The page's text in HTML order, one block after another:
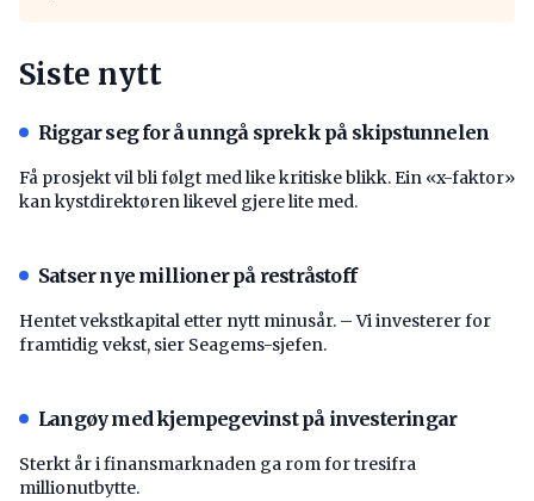
Siste nytt
Riggar seg for å unngå sprekk på skipstunnelen
Få prosjekt vil bli følgt med like kritiske blikk. Ein «x-faktor»
kan kystdirektøren likevel gjere lite med.
Satser nye millioner på restråstoff
Hentet vekstkapital etter nytt minusår. – Vi investerer for
framtidig vekst, sier Seagems-sjefen.
Langøy med kjempegevinst på investeringar
Sterkt år i finansmarknaden ga rom for tresifra
millionutbytte.